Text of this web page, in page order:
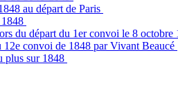
au départ de Paris
du départ du 1er convoi le 8 octobre
convoi de 1848 par Vivant Beaucé
plus sur 1848